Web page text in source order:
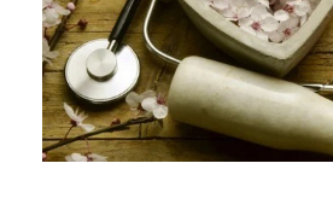
.
5
,
0
0
€